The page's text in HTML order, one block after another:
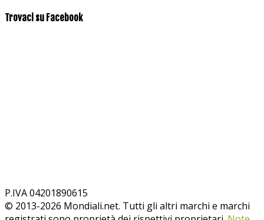
Trovaci su Facebook
P.IVA 04201890615
© 2013-2026 Mondiali.net. Tutti gli altri marchi e marchi